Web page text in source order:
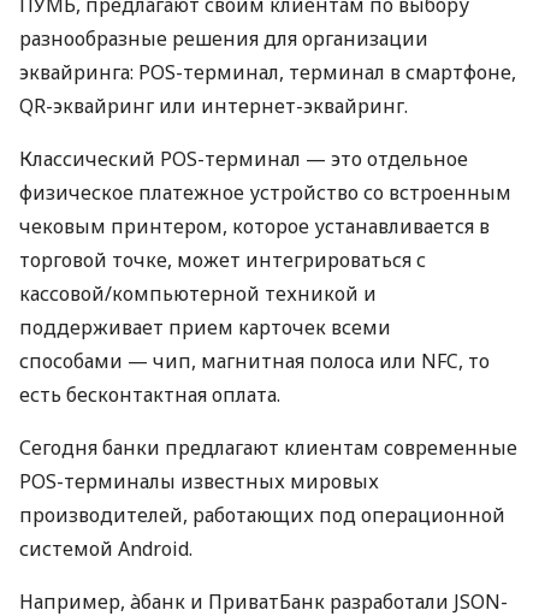
разнообразные решения для организации
эквайринга: POS-терминал, терминал в смартфоне,
QR-эквайринг или интернет-эквайринг.
Классический POS-терминал — это отдельное
физическое платежное устройство со встроенным
чековым принтером, которое устанавливается в
торговой точке, может интегрироваться с
кассовой/компьютерной техникой и
поддерживает прием карточек всеми
способами — чип, магнитная полоса или NFC, то
есть бесконтактная оплата.
Сегодня банки предлагают клиентам современные
POS-терминалы известных мировых
производителей, работающих под операционной
системой Android.
Например, àбанк и ПриватБанк разработали JSON-